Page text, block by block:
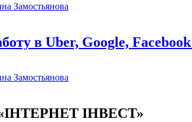
Замостьянова
в Uber, Google,
Замостьянова
ІНВЕСТ»